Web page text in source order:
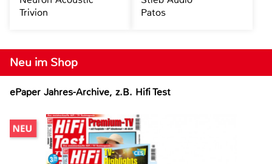
Neu im Shop
ePaper Jahres-Archive, z.B. Hifi Test
Trivion
Patos